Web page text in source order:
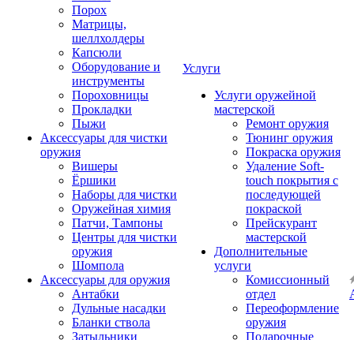
Порох
Матрицы,
шеллхолдеры
Капсюли
Оборудование и
инструменты
Пороховницы
Прокладки
Пыжи
Аксессуары для чистки
оружия
Вишеры
Ёршики
Наборы для чистки
Оружейная химия
Патчи, Тампоны
Центры для чистки
оружия
Шомпола
Аксессуары для оружия
Антабки
Дульные насадки
Бланки ствола
Затыльники
Услуги
Услуги оружейной
мастерской
Ремонт оружия
Тюнинг оружия
Покраска оружия
Удаление Soft-
touch покрытия с
последующей
покраской
Прейскурант
мастерской
Дополнительные
услуги
Комиссионный
отдел
Переоформление
оружия
Подарочные